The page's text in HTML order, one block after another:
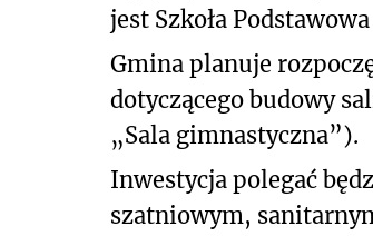
jest Szkoła
Gmina planuje
dotyczącego budowy
„Sala gimnastyczna”).
Inwestycja polegać
szatniowym,